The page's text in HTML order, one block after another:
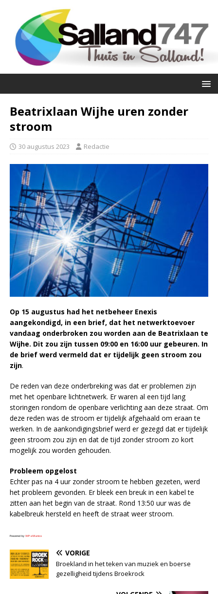
Beatrixlaan Wijhe uren zonder
stroom
30 augustus 2023 Redactie
Op 15 augustus had het netbeheer Enexis
aangekondigd, in een brief, dat het netwerktoevoer
vandaag onderbroken zou worden aan de Beatrixlaan te
Wijhe. Dit zou zijn tussen 09:00 en 16:00 uur gebeuren. In
de brief werd vermeld dat er tijdelijk geen stroom zou
zijn.
De reden van deze onderbreking was dat er problemen zijn
met het openbare lichtnetwerk. Er waren al een tijd lang
storingen rondom de openbare verlichting aan deze straat. Om
deze reden was de stroom er tijdelijk afgehaald om eraan te
werken. In de aankondigingsbrief werd er gezegd dat er tijdelijk
geen stroom zou zijn en dat de tijd zonder stroom zo kort
mogelijk zou worden gehouden.
Probleem opgelost
Echter pas na 4 uur zonder stroom te hebben gezeten, werd
het probleem gevonden. Er bleek een breuk in een kabel te
zitten aan het begin van de straat. Rond 13:50 uur was de
kabelbreuk hersteld en heeft de straat weer stroom.
Powered by WPeMatico
VORIGE
Broekland in het teken van muziek en boerse
gezelligheid tijdens Broekrock